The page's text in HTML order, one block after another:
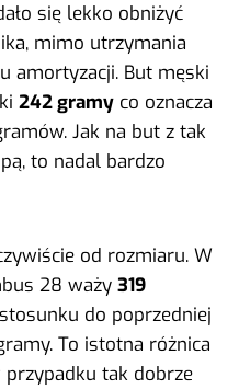
się lekko obniżyć
mimo utrzymania
amortyzacji. But męski
242 gramy co oznacza
Jak na but z tak
to nadal bardzo
od rozmiaru. W
28 waży 319
do poprzedniej
To istotna różnica
tak dobrze